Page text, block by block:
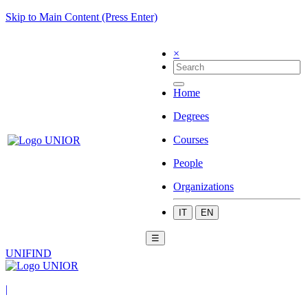
Skip to Main Content (Press Enter)
×
Home
Degrees
Courses
People
Organizations
IT EN
☰
UNIFIND
|